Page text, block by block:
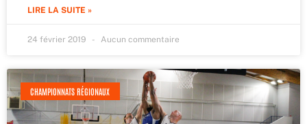
LIRE LA SUITE »
24 février 2019 Aucun commentaire
CHAMPIONNATS RÉGIONAUX